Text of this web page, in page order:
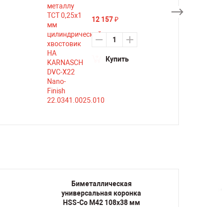
12 157 ₽
Купить
Биметаллическая
универсальная коронка
HSS-Co M42 108х38 мм